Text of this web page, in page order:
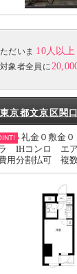
ただいま 10人以上
対象者全員に
東京都文京区関
礼金０敷金
IHコンロ エ
用分割払可 複